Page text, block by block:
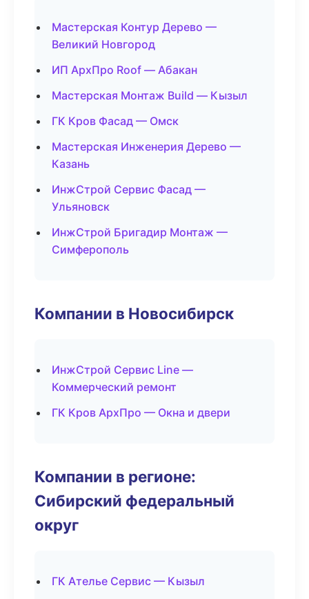
Мастерская Контур Дерево —
Великий Новгород
ИП АрхПро Roof — Абакан
Мастерская Монтаж Build — Кызыл
ГК Кров Фасад — Омск
Мастерская Инженерия Дерево —
Казань
ИнжСтрой Сервис Фасад —
Ульяновск
ИнжСтрой Бригадир Монтаж —
Симферополь
Компании в Новосибирск
ИнжСтрой Сервис Line —
Коммерческий ремонт
ГК Кров АрхПро — Окна и двери
Компании в регионе:
Сибирский федеральный
округ
ГК Ателье Сервис — Кызыл